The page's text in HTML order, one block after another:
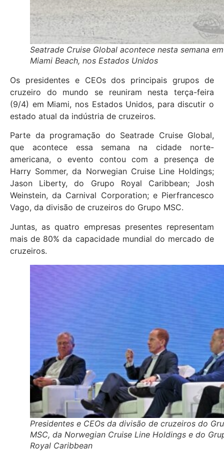
Seatrade Cruise Global acontece nesta semana em
Miami Beach, nos Estados Unidos
Os presidentes e CEOs dos principais grupos de
cruzeiro do mundo se reuniram nesta terça-feira
(9/4) em Miami, nos Estados Unidos, para discutir o
estado atual da indústria de cruzeiros.
Parte da programação do Seatrade Cruise Global,
que acontece essa semana na cidade norte-
americana, o evento contou com a presença de
Harry Sommer, da Norwegian Cruise Line Holdings;
Jason Liberty, do Grupo Royal Caribbean; Josh
Weinstein, da Carnival Corporation; e Pierfrancesco
Vago, da divisão de cruzeiros do Grupo MSC.
Juntas, as quatro empresas presentes representam
mais de 80% da capacidade mundial do mercado de
cruzeiros.
Presidentes e CEOs da divisão de cruzeiros do
MSC, da Norwegian Cruise Line Holdings e do
Royal Caribbean